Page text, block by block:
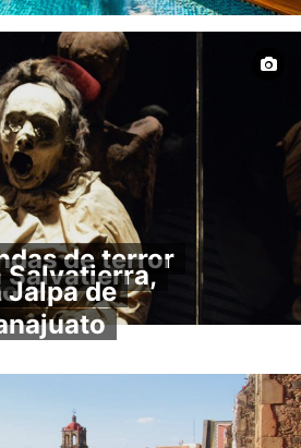
de terror
Salvatierra,
Jalpa de